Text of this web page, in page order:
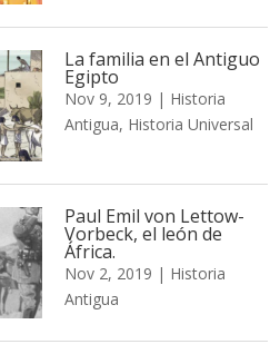
La familia en el Antiguo
Egipto
Nov 9, 2019 | Historia
Antigua, Historia Universal
Paul Emil von Lettow-
Vorbeck, el león de
África.
Nov 2, 2019 | Historia
Antigua